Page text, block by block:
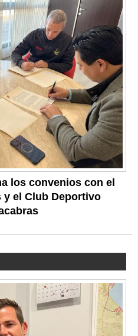
los convenios con el
y el Club Deportivo